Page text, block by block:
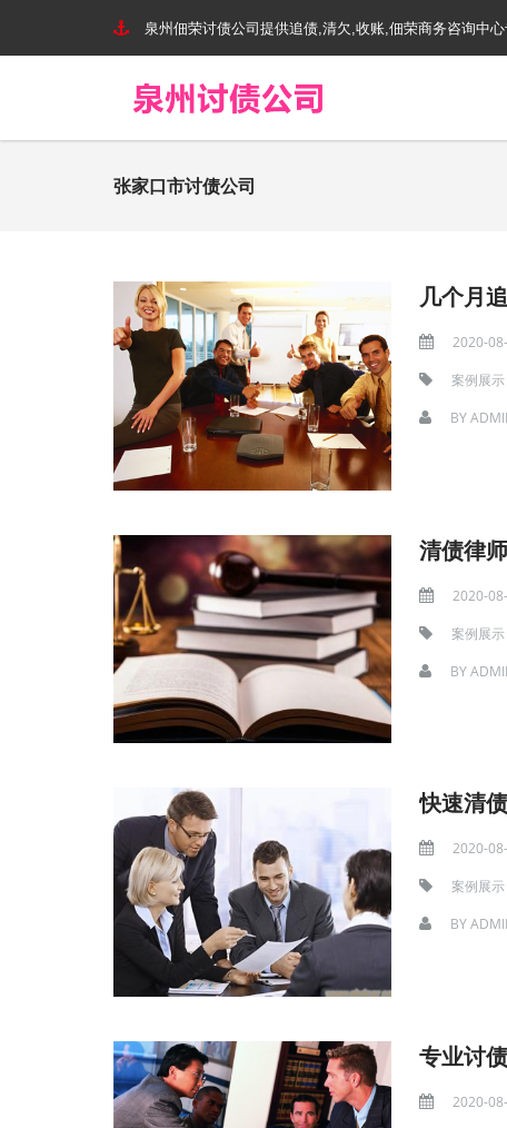
泉州佃荣讨债公司提供追债,清欠,收账,佃荣商务咨询中
张家口市讨债公司
几个月
2020-
案例展示
BY
清债律
2020-
案例展示
BY
快速清
2020-
案例展示
BY
专业讨
2020-